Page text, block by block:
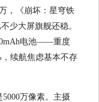
，《崩坏：星穹铁
少大屏旗舰还稳。
电池——重度
续航焦虑基本不存
万像素。主摄